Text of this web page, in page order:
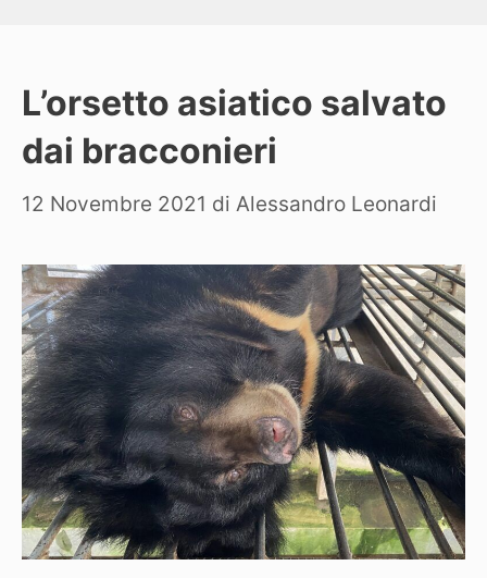
L’orsetto asiatico salvato
dai bracconieri
12 Novembre 2021 di Alessandro Leonardi